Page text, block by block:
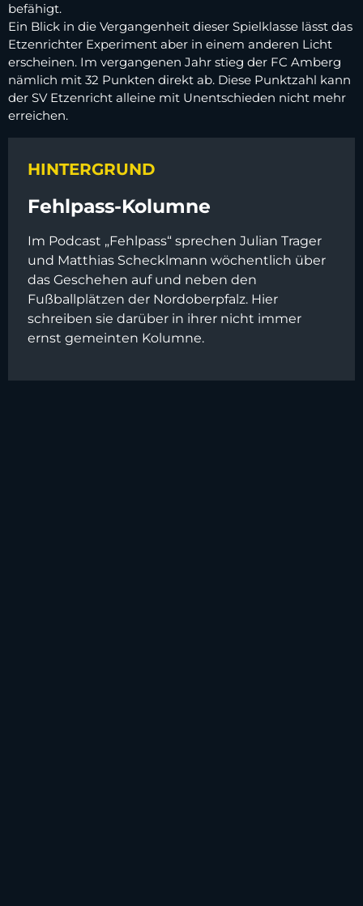
befähigt.
Ein Blick in die Vergangenheit dieser Spielklasse lässt das
Etzenrichter Experiment aber in einem anderen Licht
erscheinen. Im vergangenen Jahr stieg der FC Amberg
nämlich mit 32 Punkten direkt ab. Diese Punktzahl kann
der SV Etzenricht alleine mit Unentschieden nicht mehr
erreichen.
HINTERGRUND
Fehlpass-Kolumne
Im Podcast „Fehlpass“ sprechen Julian Trager
und Matthias Schecklmann wöchentlich über
das Geschehen auf und neben den
Fußballplätzen der Nordoberpfalz. Hier
schreiben sie darüber in ihrer nicht immer
ernst gemeinten Kolumne.